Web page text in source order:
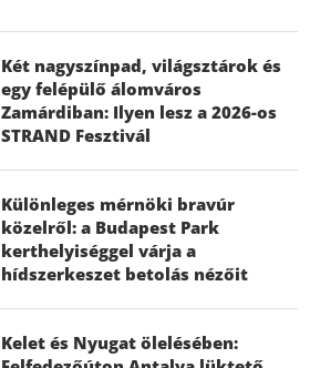
Két nagyszínpad, világsztárok és
egy felépülő álomváros
Zamárdiban: Ilyen lesz a 2026-os
STRAND Fesztivál
Különleges mérnöki bravúr
közelről: a Budapest Park
kerthelyiséggel várja a
hídszerkeszet betolás nézőit
Kelet és Nyugat ölelésében: